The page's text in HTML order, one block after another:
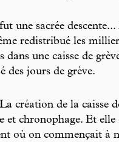
une sacrée
redistribué les
dans une caisse de
des jours de grève.
La création de la caisse
et chronophage. Et elle
où on commençait à